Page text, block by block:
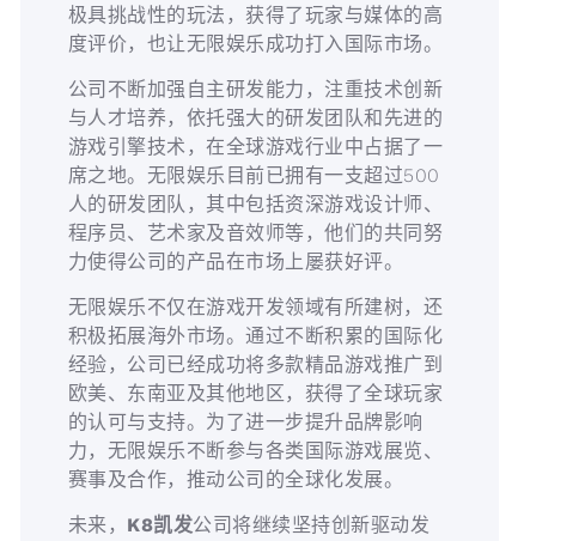
极具挑战性的玩法，获得了玩家与媒体的高
度评价，也让无限娱乐成功打入国际市场。
公司不断加强自主研发能力，注重技术创新
与人才培养，依托强大的研发团队和先进的
游戏引擎技术，在全球游戏行业中占据了一
席之地。无限娱乐目前已拥有一支超过500
人的研发团队，其中包括资深游戏设计师、
程序员、艺术家及音效师等，他们的共同努
力使得公司的产品在市场上屡获好评。
无限娱乐不仅在游戏开发领域有所建树，还
积极拓展海外市场。通过不断积累的国际化
经验，公司已经成功将多款精品游戏推广到
欧美、东南亚及其他地区，获得了全球玩家
的认可与支持。为了进一步提升品牌影响
力，无限娱乐不断参与各类国际游戏展览、
赛事及合作，推动公司的全球化发展。
未来， K8凯发公司将继续坚持创新驱动发